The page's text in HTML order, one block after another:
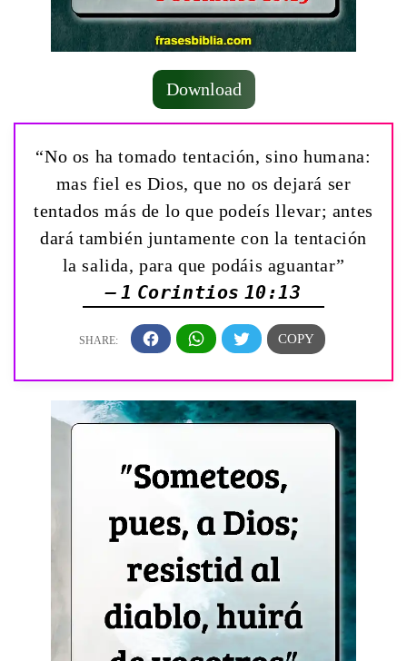
Download
“No os ha tomado tentación, sino humana:
mas fiel es Dios, que no os dejará ser
tentados más de lo que podeís llevar; antes
dará también juntamente con la tentación
la salida, para que podáis aguantar”
— 1 Corintios 10:13